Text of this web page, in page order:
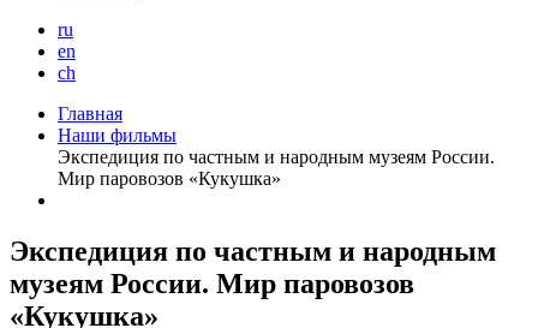
ru
en
ch
Главная
Наши фильмы
Экспедиция по частным и народным музеям России.
Мир паровозов «Кукушка»
Экспедиция по частным и народным
музеям России. Мир паровозов
«Кукушка»